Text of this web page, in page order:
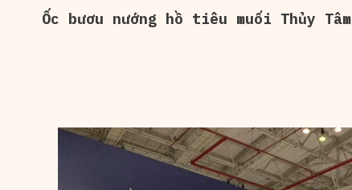
Ốc bươu nướng hồ tiêu muối Thủy Tâm